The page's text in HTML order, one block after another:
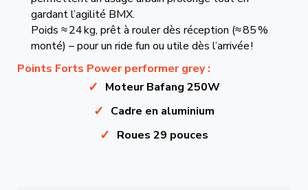
gardant l’agilité BMX.
Poids ≈ 24 kg, prêt à rouler dès réception (≈ 85 %
monté) – pour un ride fun ou utile dès l’arrivée !
Points Forts Power performer grey :
Moteur Bafang 250W
Cadre en aluminium
Roues 29 pouces